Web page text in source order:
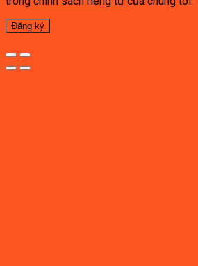
Đăng ký